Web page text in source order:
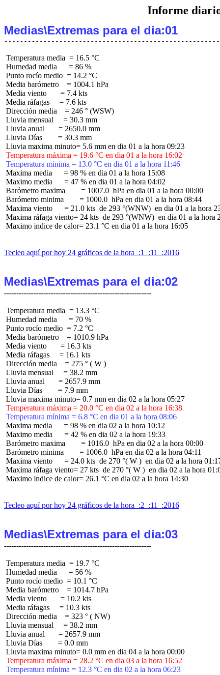
Informe
Medias\Extremas para el dia:01
Temperatura media  = 16.5 °C
Humedad media      = 86 %
Punto rocío medio  = 14.2 °C
Media barómetro    = 1004.1 hPa
Media viento       = 7.4 kts
Media ráfagas     = 7.6 kts
Dirección media    = 246 ° (WSW)
Lluvia mensual     = 30.3 mm
Lluvia anual       = 2650.0 mm
Lluvia Días        = 30.3 mm
Temperatura máxima = 19.6 °C en dia 01 a la hora 16:02
Temperatura mínima = 13.0 °C en dia 01 a la hora 11:46
Maxima media      = 98 % en dia 01 a la hora 15:08
Maximo media      = 47 % en dia 01 a la hora 04:02
Barómetro maxima        = 1007.0  hPa en dia 01 a la hora 00:00
Barómetro minima        = 1000.0  hPa en dia 01 a la hora 08:44
Maxima viento      = 21.0 kts  de 293 °(WNW)  en dia 01 a la hora
Maxima ráfaga viento= 24 kts  de 293 °(WNW)  en dia 01 a la hora
Maximo indice de calor= 23.1 °C en dia 01 a la hora 16:05
Tecleo aquí por hoy 24 gráficos de la hora  :1  :11  :2016
Medias\Extremas para el dia:02
Temperatura media  = 13.3 °C
Humedad media      = 70 %
Punto rocío medio  = 7.2 °C
Media barómetro    = 1010.9 hPa
Media viento       = 16.3 kts
Media ráfagas     = 16.1 kts
Dirección media    = 275 ° ( W )
Lluvia mensual     = 38.2 mm
Lluvia anual       = 2657.9 mm
Lluvia Días        = 7.9 mm
Temperatura máxima = 20.0 °C en dia 02 a la hora 16:38
Temperatura mínima = 6.8 °C en dia 01 a la hora 08:06
Maxima media      = 98 % en dia 02 a la hora 10:12
Maximo media      = 42 % en dia 02 a la hora 19:33
Barómetro maxima        = 1016.0  hPa en dia 02 a la hora 00:00
Barómetro minima        = 1006.0  hPa en dia 02 a la hora 04:11
Maxima viento      = 24.0 kts  de 270 °( W )  en dia 02 a la hora
Maxima ráfaga viento= 27 kts  de 270 °( W )  en dia 02 a la hora
Maximo indice de calor= 26.1 °C en dia 02 a la hora 14:30
Tecleo aquí por hoy 24 gráficos de la hora  :2  :11  :2016
Medias\Extremas para el dia:03
Temperatura media  = 19.7 °C
Humedad media      = 56 %
Punto rocío medio  = 10.1 °C
Media barómetro    = 1014.7 hPa
Media viento       = 10.2 kts
Media ráfagas     = 10.3 kts
Dirección media    = 323 ° ( NW)
Lluvia mensual     = 38.2 mm
Lluvia anual       = 2657.9 mm
Lluvia Días        = 0.0 mm
Temperatura máxima = 28.2 °C en dia 03 a la hora 16:52
Temperatura mínima = 12.3 °C en dia 02 a la hora 06:23